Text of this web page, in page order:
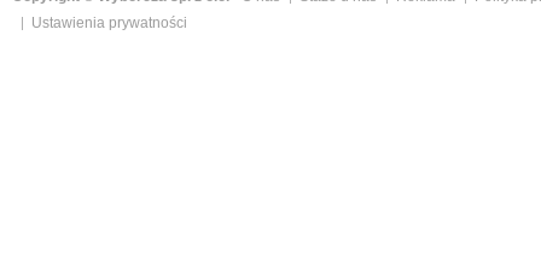
Ustawienia prywatności